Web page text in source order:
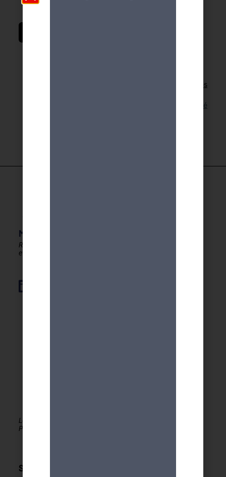
Retour aux activités
Lien pour cette activité
MDA GENEVE - ACTIVITES 50+
Rester en forme, créatif
et autonome après 50 ans !
Le MDA Genève - Activités 50+ est membre de la
PLATEFORME du réseau seniors Genève
Secrétariat